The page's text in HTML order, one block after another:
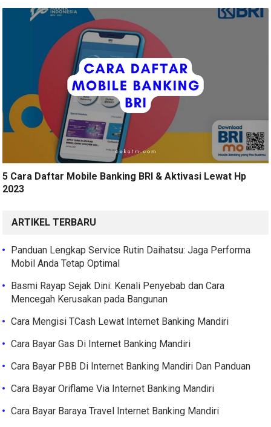
5 Cara Daftar Mobile Banking BRI & Aktivasi Lewat Hp
2023
ARTIKEL TERBARU
Panduan Lengkap Service Rutin Daihatsu: Jaga Performa
Mobil Anda Tetap Optimal
Basmi Rayap Sejak Dini: Kenali Penyebab dan Cara
Mencegah Kerusakan pada Bangunan
Cara Mengisi TCash Lewat Internet Banking Mandiri
Cara Bayar Gas Di Internet Banking Mandiri
Cara Bayar PBB Di Internet Banking Mandiri Dan Panduan
Cara Bayar Oriflame Via Internet Banking Mandiri
Cara Bayar Baraya Travel Internet Banking Mandiri